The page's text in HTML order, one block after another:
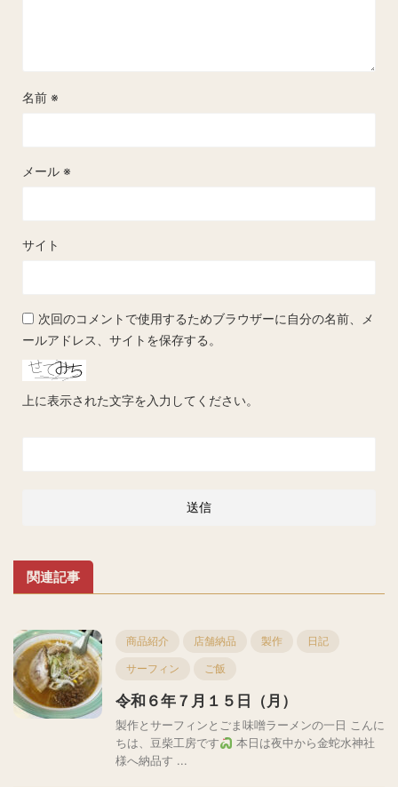
名前 ※
メール ※
サイト
次回のコメントで使用するためブラウザーに自分の名前、メ
ールアドレス、サイトを保存する。
上に表示された文字を入力してください。
関連記事
商品紹介 店舗納品 製作 日記
サーフィン ご飯
令和６年７月１５日（月）
製作とサーフィンとごま味噌ラーメンの一日 こんに
ちは、豆柴工房です
本日は夜中から金蛇水神社
様へ納品す ...